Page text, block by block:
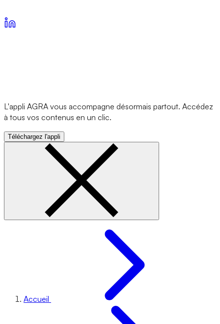
L'appli AGRA vous accompagne désormais partout. Accédez
à tous vos contenus en un clic.
Téléchargez l'appli
Accueil